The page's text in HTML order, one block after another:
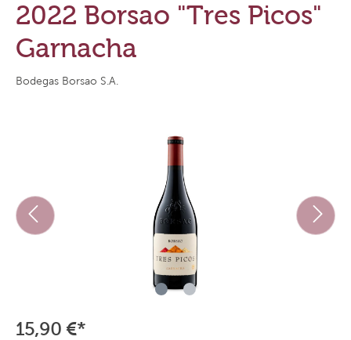
2022 Borsao "Tres Picos"
Garnacha
Bodegas Borsao S.A.
15,90 €*